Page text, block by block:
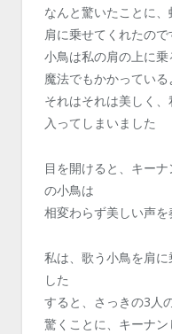
なんと驚いたことに
肩に乗せてくれたので
小鳥は私の肩の上に
魔法でもかかってい
それはそれは美しく
入ってしまいました
目を開けると、キー
の小鳥は
相変わらず美しい声
私は、歌う小鳥を肩
した
すると、さっきの3人
驚くことに、キーナ